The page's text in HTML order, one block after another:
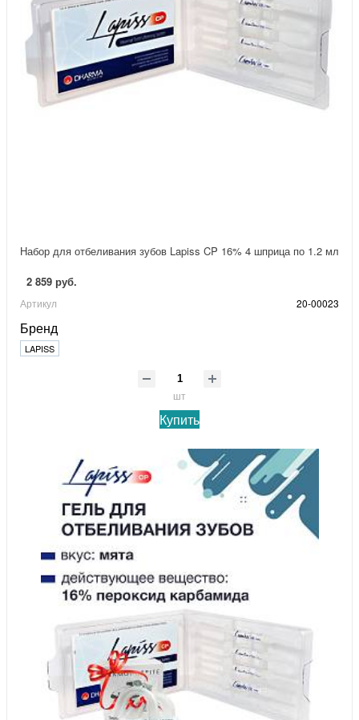
Набор для отбеливания зубов Lapiss CP 16% 4 шприца по 1.2 мл
2 859 руб.
Артикул 20-00023
Бренд
LAPISS
шт
Купить